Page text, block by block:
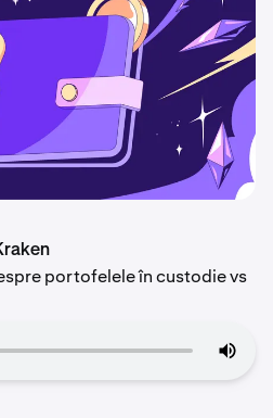
portofelele în custodie vs